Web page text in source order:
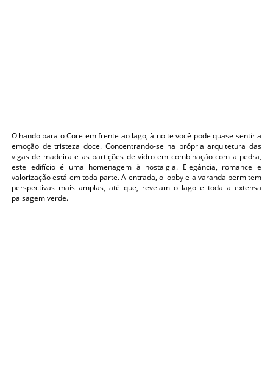
Olhando para o Core em frente ao lago, à noite você pode quase sentir a
emoção de tristeza doce. Concentrando-se na própria arquitetura das
vigas de madeira e as partições de vidro em combinação com a pedra,
este edifício é uma homenagem à nostalgia. Elegância, romance e
valorização está em toda parte. A entrada, o lobby e a varanda permitem
perspectivas mais amplas, até que, revelam o lago e toda a extensa
paisagem verde.